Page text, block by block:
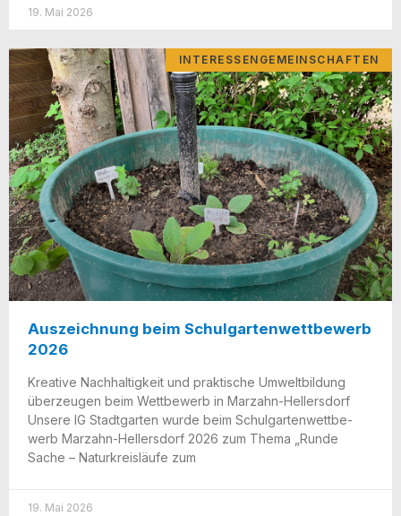
19. Mai 2026
INTERESSENGEMEINSCHAFTEN
Auszeichnung beim Schulgartenwettbewerb
2026
Krea­ti­ve Nach­hal­tig­keit und prak­ti­sche Umwelt­bil­dung
über­zeu­gen beim Wett­be­werb in Mar­zahn-Hel­lers­dorf
Unse­re IG Stadt­gar­ten wur­de beim Schul­gar­ten­wett­be­
werb Mar­­zahn-Hel­­ler­s­­dorf 2026 zum The­ma „Run­de
Sache – Natur­kreis­läu­fe zum
19. Mai 2026